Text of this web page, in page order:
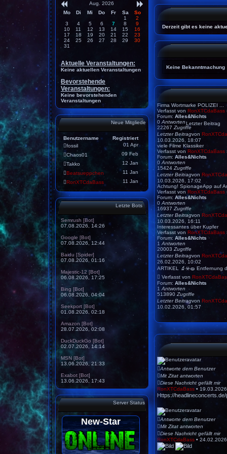
Derzeit gibt es keine
Keine Bekanntmachung
Letzter Beitrag
Firma Wortmarke POLIZEI ...
Verfasst von RonXTCdaBass
Forum: Alles&Nichts
0 Antworten
22267 Zugriffe
Letzter Beitragvon
10.03.2026, 18:07
viele Filme Klassiker
Verfasst von RonXTCdaBass
Forum: Alles&Nichts
0 Antworten
15424 Zugriffe
Letzter Beitragvon
10.03.2026, 17:02
Achtung! SpionageApp auf
Verfasst von RonXTCdaBass
Forum: Alles&Nichts
0 Antworten
16937 Zugriffe
Letzter Beitragvon
10.03.2026, 16:11
Interessantes über Kupfer
Verfasst von RonXTCdaBass
Forum: Alles&Nichts
1 Antworten
20003 Zugriffe
Letzter Beitragvon
26.02.2026, 10:02
ARTIKEL 🔬☣️🧽 Entfernung
Verfasst von
Forum: Alles&Nichts
1 Antworten
513890 Zugriffe
Letzter Beitragvon
10.02.2026, 01:57
Antworte dem Benutzer
Mit Zitat antworten
Diese Nachricht gefällt mir
RonXTCdaBass •
Https://
Antworte dem Benutzer
Mit Zitat antworten
Diese Nachricht gefällt mir
RonXTCdaBass •
Aug. 2026
Mo
Di Mi Do Fr Sa
So
1
2
3
4 5 6 7 8
9
10
11 12 13 14 15
16
17
18 19 20 21 22
23
24
25 26 27 28 29
30
31
Aktuelle Veranstaltungen:
Keine aktuellen Veranstaltungen
Bevorstehende
Veranstaltungen:
Keine bevorstehenden
Veranstaltungen
Neue Mitglieder
Benutzername
Registriert
fossil
01 Apr
Chaos01
09 Feb
Takko
12 Jan
Beatsueppchen
11 Jan
RonXTCdaBass
11 Jan
Letzte Bots
Semrush [Bot]
07.08.2026, 14:26
Google [Bot]
07.08.2026, 12:44
Baidu [Spider]
07.08.2026, 01:16
Majestic-12 [Bot]
06.08.2026, 17:25
Bing [Bot]
06.08.2026, 04:04
Seekport [Bot]
01.08.2026, 02:18
Amazon [Bot]
28.07.2026, 02:08
DuckDuckGo [Bot]
02.07.2026, 14:14
MSN [Bot]
13.06.2026, 21:33
Exabot [Bot]
13.06.2026, 17:43
Server Status